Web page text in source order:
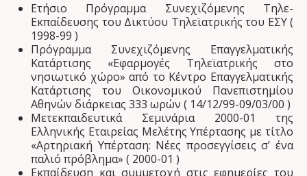
Ετήσιο Πρόγραμμα Συνεχιζόμενης Τηλε-
Εκπαίδευσης του Δικτύου Τηλεϊατρικής του ΕΣΥ (
1998-99 )
Πρόγραμμα Συνεχιζόμενης Επαγγελματικής
Κατάρτισης «Εφαρμογές Τηλεϊατρικής στο
νησιωτικό χώρο» από το Κέντρο Επαγγελματικής
Κατάρτισης του Οικονομικού Πανεπιστημίου
Αθηνών διάρκειας 333 ωρών ( 14/12/99-09/03/00 )
Μετεκπαιδευτικά Σεμινάρια 2000-01 της
Ελληνικής Εταιρείας Μελέτης Υπέρτασης με τίτλο
«Αρτηριακή Υπέρταση: Νέες προσεγγίσεις σ’ ένα
παλιό πρόβλημα» ( 2000-01 )
Εκπαίδευση και συμμετοχή στις εφημερίες του